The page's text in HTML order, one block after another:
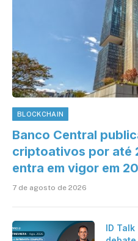
BLOCKCHAIN
Banco Central
criptoativos por até
entra em vigor em
7 de agosto de 2026
ID